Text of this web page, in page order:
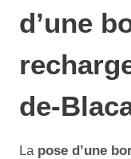
d’une
de-
La pose d’une